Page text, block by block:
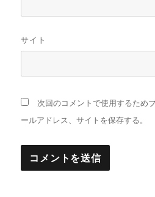
サイト
次回のコメントで使用するため
ールアドレス、サイトを保存する。